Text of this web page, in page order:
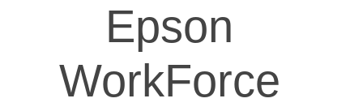
Epson
WorkForce